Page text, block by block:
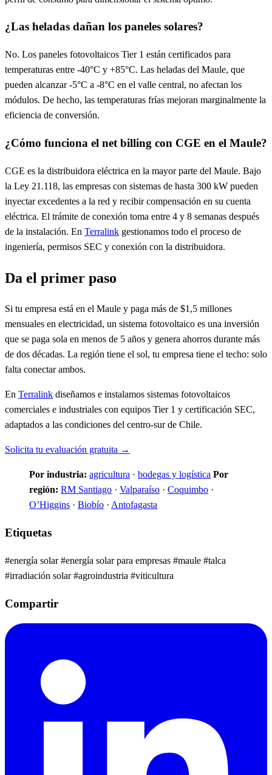
¿Las heladas dañan los paneles solares?
No. Los paneles fotovoltaicos Tier 1 están certificados para
temperaturas entre -40°C y +85°C. Las heladas del Maule, que
pueden alcanzar -5°C a -8°C en el valle central, no afectan los
módulos. De hecho, las temperaturas frías mejoran marginalmente la
eficiencia de conversión.
¿Cómo funciona el net billing con CGE en el Maule?
CGE es la distribuidora eléctrica en la mayor parte del Maule. Bajo
la Ley 21.118, las empresas con sistemas de hasta 300 kW pueden
inyectar excedentes a la red y recibir compensación en su cuenta
eléctrica. El trámite de conexión toma entre 4 y 8 semanas después
de la instalación. En Terralink gestionamos todo el proceso de
ingeniería, permisos SEC y conexión con la distribuidora.
Da el primer paso
Si tu empresa está en el Maule y paga más de $1,5 millones
mensuales en electricidad, un sistema fotovoltaico es una inversión
que se paga sola en menos de 5 años y genera ahorros durante más
de dos décadas. La región tiene el sol, tu empresa tiene el techo: solo
falta conectar ambos.
En Terralink diseñamos e instalamos sistemas fotovoltaicos
comerciales e industriales con equipos Tier 1 y certificación SEC,
adaptados a las condiciones del centro-sur de Chile.
Solicita tu evaluación gratuita →
Por industria: agricultura · bodegas y logística Por
región: RM Santiago · Valparaíso · Coquimbo ·
O’Higgins · Biobío · Antofagasta
Etiquetas
#energía solar#energía solar para empresas #maule #talca
#irradiación solar#agroindustria #viticultura
Compartir